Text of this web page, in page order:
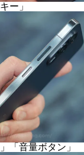
ー」
「音量ボタン」